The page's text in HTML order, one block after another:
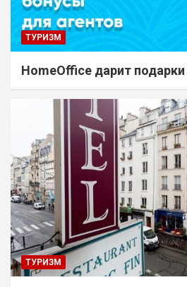
ТУРИЗМ
HomeOffice дарит
ТУРИЗМ